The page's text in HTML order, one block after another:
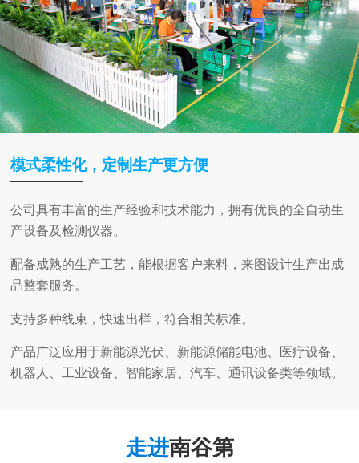
模式柔性化，定制生产更方便
公司具有丰富的生产经验和技术能力，拥有优良的全自动生
产设备及检测仪器。
配备成熟的生产工艺，能根据客户来料，来图设计生产出成
品整套服务。
支持多种线束，快速出样，符合相关标准。
产品广泛应用于新能源光伏、新能源储能电池、医疗设备、
机器人、工业设备、智能家居、汽车、通讯设备类等领域。
走进南谷第